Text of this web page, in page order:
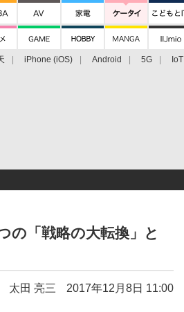
iPhone (iOS) Android 5G IoT
の「戦略の大転換」と
太田 亮三 2017年12月8日 11:00